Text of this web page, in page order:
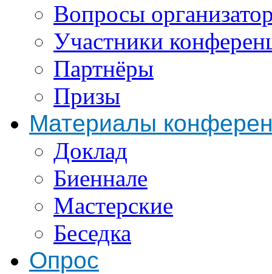
Вопросы
Участники
Партнёры
Призы
Материалы
Доклад
Биеннале
Мастерские
Беседка
Опрос